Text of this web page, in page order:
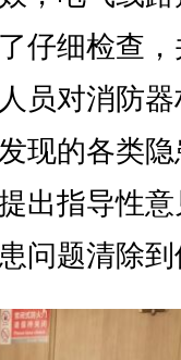
仔细检查
员对消防
现的各类
出指导性
问题清除